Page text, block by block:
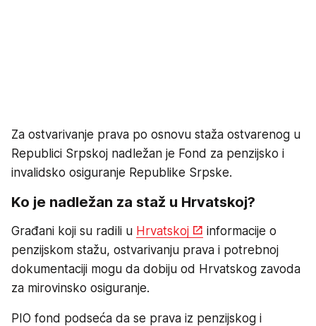
Za ostvarivanje prava po osnovu staža ostvarenog u
Republici Srpskoj nadležan je Fond za penzijsko i
invalidsko osiguranje Republike Srpske.
Ko je nadležan za staž u Hrvatskoj?
Građani koji su radili u Hrvatskoj
informacije o
penzijskom stažu, ostvarivanju prava i potrebnoj
dokumentaciji mogu da dobiju od Hrvatskog zavoda
za mirovinsko osiguranje.
PIO fond podseća da se prava iz penzijskog i